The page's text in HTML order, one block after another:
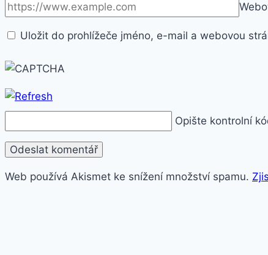
Uložit do prohlížeče jméno, e-mail a webovou
Opište kontrolní
Web používá Akismet ke snížení množství spamu.